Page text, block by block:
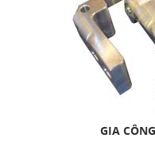
GIA